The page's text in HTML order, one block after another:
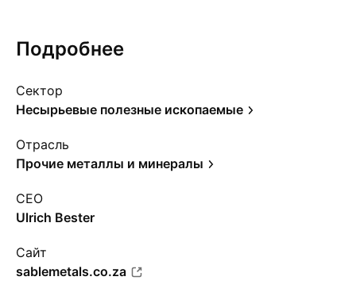
Подробнее
Сектор
Несырьевые полезные ископаемые
Отрасль
Прочие металлы и минералы
CEO
Ulrich Bester
Сайт
sablemetals.co.za